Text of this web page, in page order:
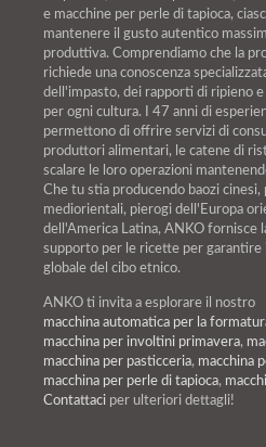
e macchine per perle di tapioca,
mantenere il gusto autentico
produttiva. Comprendiamo che la
richiede una conoscenza
dell'impasto, dei rapporti di ripieno
per ogni cultura. I 47 anni di
permettono di offrire servizi di
produttori alimentari, le catene di
scalare le loro operazioni
Che tu stia producendo baozi cinesi,
mediorientali, pierogi dell'Europa
dell'America Latina, ANKO fornisce
supporto per le ricette per garantire
globale del cibo etnico.
ANKO ti invita a esplorare il nostro
macchina automatica per la
macchina per involtini primavera,
macchina per pasticceria, macchina
macchina per perle di tapioca,
Contattaci per ulteriori dettagli!